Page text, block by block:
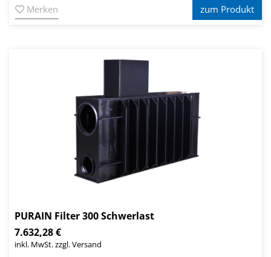
Merken zum Produkt
PURAIN Filter 300 Schwerlast
7.632,28 €
inkl. MwSt. zzgl. Versand